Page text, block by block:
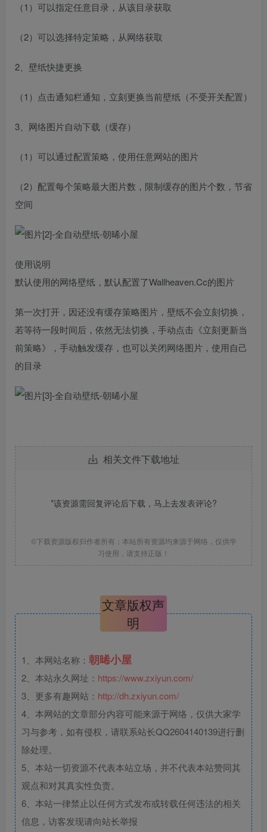
（1）可以指定任意目录，从该目录获取
（2）可以选择特定策略，从网络获取
2、壁纸快捷更换
（1）点击通知栏通知，立刻更换当前壁纸（不受开关配置）
3、网络图片自动下载（缓存）
（1）可以通过配置策略，使用任意网站的图片
（2）配置每个策略最大图片数，限制缓存的图片个数，节省
空间
使用说明
默认使用的网络壁纸，默认配置了Wallheaven.Cc的图片
第一次打开，因还没有缓存策略图片，壁纸不会立刻切换，
若等待一段时间后，依然无法切换，手动点击《立刻更新当
前策略》，手动触发缓存，也可以关闭网络图片，使用自己
的目录
相关文件下载地址
*该资源需回复评论后下载，马上去发表评论?
©下载资源版权归作者所有；本站所有资源均来源于网络，仅供学
习使用，请支持正版！
文章版权声
明
1、本网站名称： 朝晞小屋
2、本站永久网址： https://www.zxiyun.com/
3、更多有趣网站： http://dh.zxiyun.com/
4、本网站的文章部分内容可能来源于网络，仅供大家学
习与参考，如有侵权，请联系站长QQ2604140139进行删
除处理。
5、本站一切资源不代表本站立场，并不代表本站赞同其
观点和对其真实性负责。
6、本站一律禁止以任何方式发布或转载任何违法的相关
信息，访客发现请向站长举报